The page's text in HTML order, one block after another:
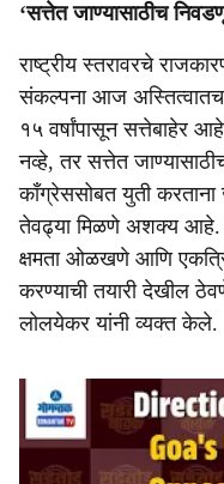
‘सत्तेत जाण्यासाठीच
राष्ट्रीय स्तरावरचे
संकल्पना आज अस्तित्वातच
१५ वर्षांपासून सत्तेबाहेर
नव्हे, तर सत्तेत
काँग्रेससोबत युती
तेवढ्या मिळणे अशक्य आहे.
क्षमता ओळखणे आणि
करण्याची तयारी देखील
लोलयेकर यांनी व्यक्त केले.